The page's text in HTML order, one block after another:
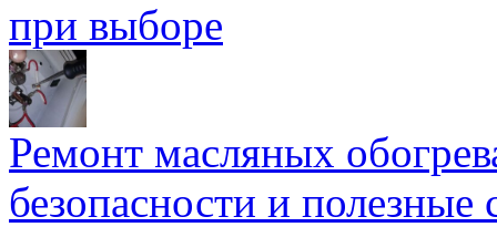
при выборе
Ремонт масляных
безопасности и полезные